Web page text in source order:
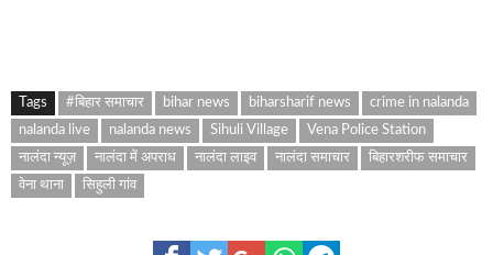
Tags #बिहार समाचार bihar news biharsharif news
crime in nalanda
nalanda live
nalanda news Sihuli Village
Vena Police Station
नालंदा न्यूज़
नालंदा में अपराध नालंदा लाइव नालंदा समाचार
बिहारशरीफ समाचार
वेना थाना
सिहुली गांव